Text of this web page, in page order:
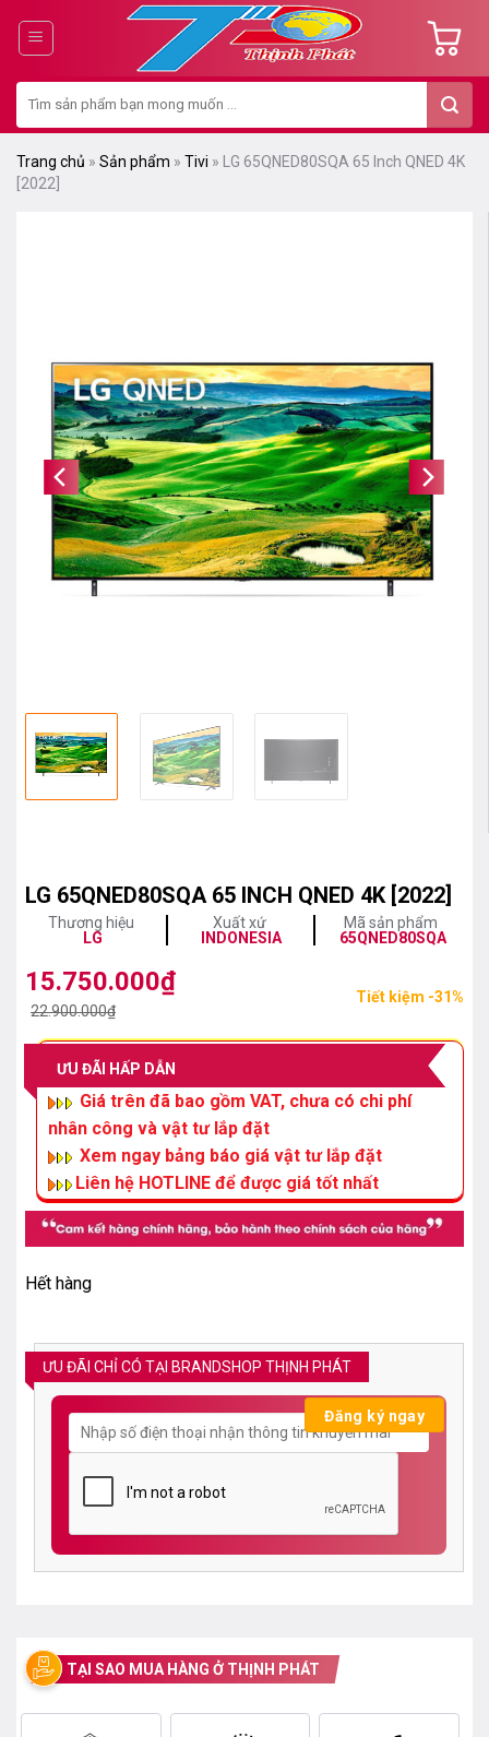
dung
kiếm:
Trang chủ » Sản phẩm » Tivi »
LG 65QNED80SQA 65 Inch QNED 4K
[2022]
LG 65QNED80SQA 65 INCH QNED 4K [2022]
Thương hiệu
LG
Xuất xứ
INDONESIA
Mã sản phẩm
65QNED80SQA
22.900.000₫
Giá
gốc
22.900.000₫.
15.750.000₫
Giá
hiện
15.750.000₫.
Tiết kiệm -31%
ƯU ĐÃI HẤP DẪN
Giá trên đã bao gồm VAT, chưa có chi phí
nhân công và vật tư lắp đặt
Xem ngay bảng báo giá vật tư lắp đặt
Liên hệ HOTLINE để được giá tốt nhất
Hết hàng
ƯU ĐÃI CHỈ CÓ TẠI BRANDSHOP THỊNH PHÁT
TẠI SAO MUA HÀNG Ở THỊNH PHÁT